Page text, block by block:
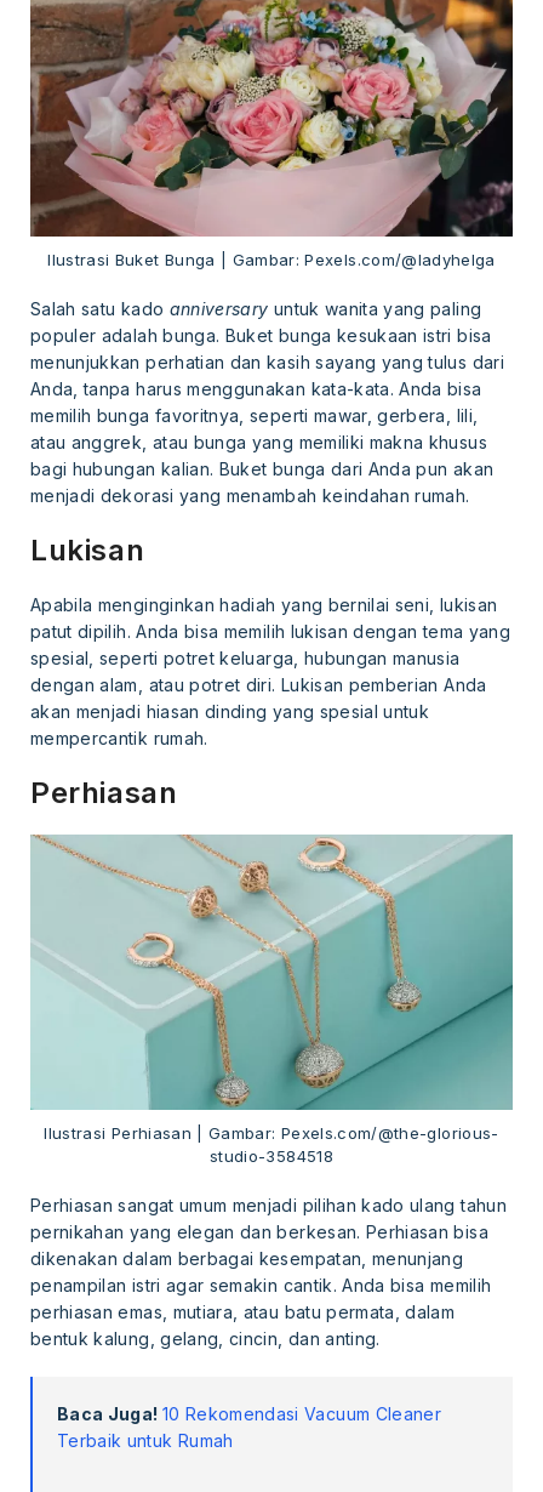
Ilustrasi Buket Bunga | Gambar: Pexels.com/@ladyhelga
Salah satu kado anniversary untuk wanita yang paling
populer adalah bunga. Buket bunga kesukaan istri bisa
menunjukkan perhatian dan kasih sayang yang tulus dari
Anda, tanpa harus menggunakan kata-kata. Anda bisa
memilih bunga favoritnya, seperti mawar, gerbera, lili,
atau anggrek, atau bunga yang memiliki makna khusus
bagi hubungan kalian. Buket bunga dari Anda pun akan
menjadi dekorasi yang menambah keindahan rumah.
Lukisan
Apabila menginginkan hadiah yang bernilai seni, lukisan
patut dipilih. Anda bisa memilih lukisan dengan tema yang
spesial, seperti potret keluarga, hubungan manusia
dengan alam, atau potret diri. Lukisan pemberian Anda
akan menjadi hiasan dinding yang spesial untuk
mempercantik rumah.
Perhiasan
Ilustrasi Perhiasan | Gambar: Pexels.com/@the-glorious-
studio-3584518
Perhiasan sangat umum menjadi pilihan kado ulang tahun
pernikahan yang elegan dan berkesan. Perhiasan bisa
dikenakan dalam berbagai kesempatan, menunjang
penampilan istri agar semakin cantik. Anda bisa memilih
perhiasan emas, mutiara, atau batu permata, dalam
bentuk kalung, gelang, cincin, dan anting.
Baca Juga! 10 Rekomendasi Vacuum Cleaner
Terbaik untuk Rumah